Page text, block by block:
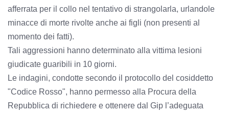
afferrata per il collo nel tentativo di strangolarla, urlandole
minacce di morte rivolte anche ai figli (non presenti al
momento dei fatti).
Tali aggressioni hanno determinato alla vittima lesioni
giudicate guaribili in 10 giorni.
Le indagini, condotte secondo il protocollo del cosiddetto
"Codice Rosso", hanno permesso alla Procura della
Repubblica di richiedere e ottenere dal Gip l’adeguata